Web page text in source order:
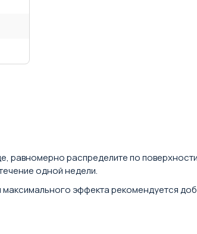
равномерно распределите по
одной недели.
максимального эффекта рекомендуется